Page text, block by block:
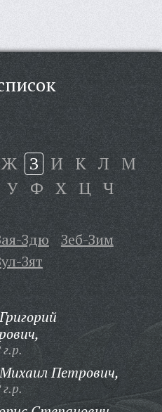
Ж З И К Л М
У Ф Х Ц Ч
Здю
Зеб-Зим
Зят
Петрович,